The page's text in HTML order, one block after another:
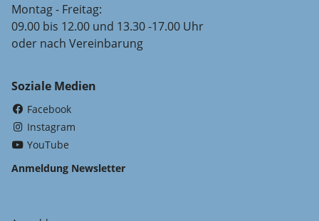
Montag - Freitag:
09.00 bis 12.00 und 13.30 -17.00 Uhr
oder nach Vereinbarung
Soziale Medien
Facebook
Instagram
YouTube
Anmeldung Newsletter